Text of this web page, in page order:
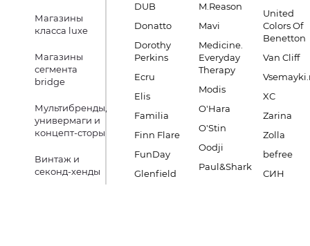
Магазины
класса luxe
Магазины
сегмента
bridge
Мультибренды,
универмаги и
концепт-сторы
Винтаж и
секонд-хенды
DUB
Donatto
Dorothy
Perkins
Ecru
Elis
Familia
Finn Flare
FunDay
Glenfield
M.Reason
Mavi
Medicine.
Everyday
Therapy
Modis
O'Hara
O'Stin
Oodji
Paul&Shark
United
Colors Of
Benetton
Van Cliff
XC
Zarina
Zolla
befree
СИН